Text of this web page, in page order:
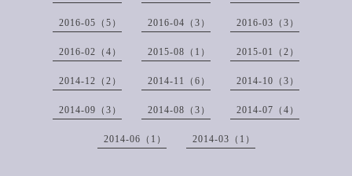
2016-05（5） 2016-04（3） 2016-03（3）
2016-02（4） 2015-08（1） 2015-01（2）
2014-12（2） 2014-11（6） 2014-10（3）
2014-09（3） 2014-08（3） 2014-07（4）
2014-06（1） 2014-03（1）